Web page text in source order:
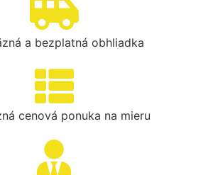
a bezplatná obhliadka
cenová ponuka na mieru